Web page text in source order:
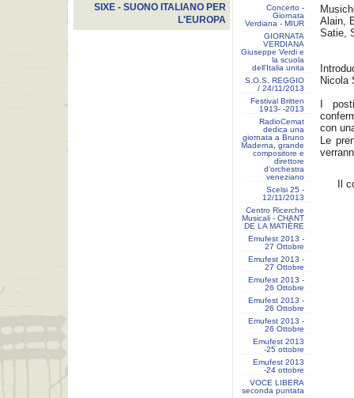
SIXE - SUONO ITALIANO PER
L'EUROPA
Concerto -
Giornata
Verdiana - MIUR
GIORNATA
VERDIANA
Giuseppe Verdi e
la scuola
dell’Italia unita
S.O.S. REGGIO
/ 24/11/2013
Festival Britten
1913- ‐2013
RadioCemat
dedica una
giornata a Bruno
Maderna, grande
compositore e
direttore
d’orchestra
veneziano
Scelsi 25 -
12/11/2013
Centro Ricerche
Musicali - CHANT
DE LA MATIÈRE
Emufest 2013 -
27 Ottobre
Emufest 2013 -
27 Ottobre
Emufest 2013 -
26 Ottobre
Emufest 2013 -
26 Ottobre
Emufest 2013 -
26 Ottobre
Emufest 2013
-25 ottobre
Emufest 2013
-24 ottobre
VOCE LIBERA
seconda puntata
Alain,
Satie,
Nicola
I
con
Le
Il